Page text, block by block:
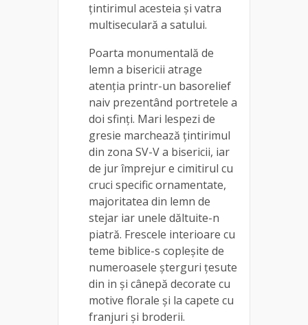
țintirimul acesteia și vatra
multiseculară a satului.
Poarta monumentală de
lemn a bisericii atrage
atenția printr-un basorelief
naiv prezentând portretele a
doi sfinţi. Mari lespezi de
gresie marchează ţintirimul
din zona SV-V a bisericii, iar
de jur împrejur e cimitirul cu
cruci specific ornamentate,
majoritatea din lemn de
stejar iar unele dăltuite-n
piatră. Frescele interioare cu
teme biblice-s copleşite de
numeroasele şterguri ţesute
din in şi cânepă decorate cu
motive florale şi la capete cu
franjuri şi broderii.